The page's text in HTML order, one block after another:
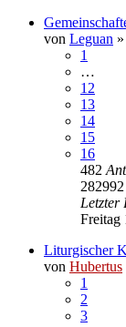
von Leguan »
1
…
12
13
14
15
16
482
282992
Letzter
Freitag
Liturgischer
von Hubertus
1
2
3